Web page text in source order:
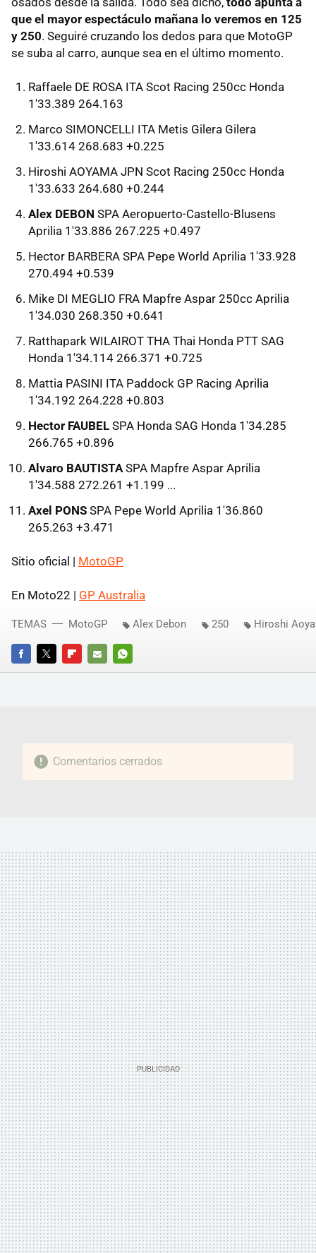
que el mayor espectáculo mañana lo veremos en 125
y 250. Seguiré cruzando los dedos para que MotoGP
se suba al carro, aunque sea en el último momento.
Raffaele DE ROSA ITA Scot Racing 250cc Honda
1'33.389 264.163
Marco SIMONCELLI ITA Metis Gilera Gilera
1'33.614 268.683 +0.225
Hiroshi AOYAMA JPN Scot Racing 250cc Honda
1'33.633 264.680 +0.244
Alex DEBON SPA Aeropuerto-Castello-Blusens
Aprilia 1'33.886 267.225 +0.497
Hector BARBERA SPA Pepe World Aprilia 1'33.928
270.494 +0.539
Mike DI MEGLIO FRA Mapfre Aspar 250cc Aprilia
1'34.030 268.350 +0.641
Ratthapark WILAIROT THA Thai Honda PTT SAG
Honda 1'34.114 266.371 +0.725
Mattia PASINI ITA Paddock GP Racing Aprilia
1'34.192 264.228 +0.803
Hector FAUBEL SPA Honda SAG Honda 1'34.285
266.765 +0.896
Alvaro BAUTISTASPA Mapfre Aspar Aprilia
1'34.588 272.261 +1.199 ...
Axel PONS SPA Pepe World Aprilia 1'36.860
265.263 +3.471
Sitio oficial | MotoGP
En Moto22 | GP Australia
FACEBOOKTWITTERFLIPBOARD
E-
WHATSAPP
TEMAS MotoGP Alex Debon 250 Hiroshi
Comentarios cerrados